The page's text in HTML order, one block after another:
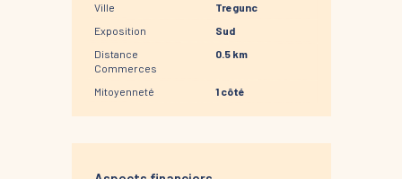
Ville
Tregunc
Exposition
Sud
Distance
Commerces
0.5 km
Mitoyenneté 1 côté